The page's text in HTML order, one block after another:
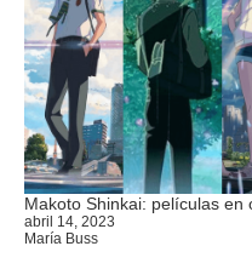
Makoto Shinkai: películas en
abril 14, 2023
María Buss